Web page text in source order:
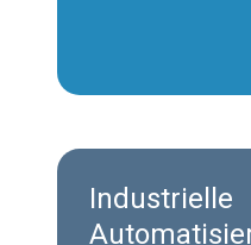
Industrielle